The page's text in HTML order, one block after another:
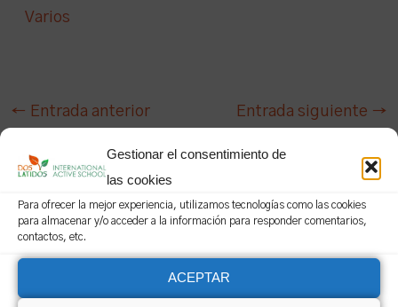
Gestionar el consentimiento de
las cookies
Para ofrecer la mejor experiencia, utilizamos tecnologías como las cookies
para almacenar y/o acceder a la información para responder comentarios,
contactos, etc.
ACEPTAR
Varios
← Entrada anterior Entrada siguiente →
Entradas relacionadas
Últimas plazas para secundaria